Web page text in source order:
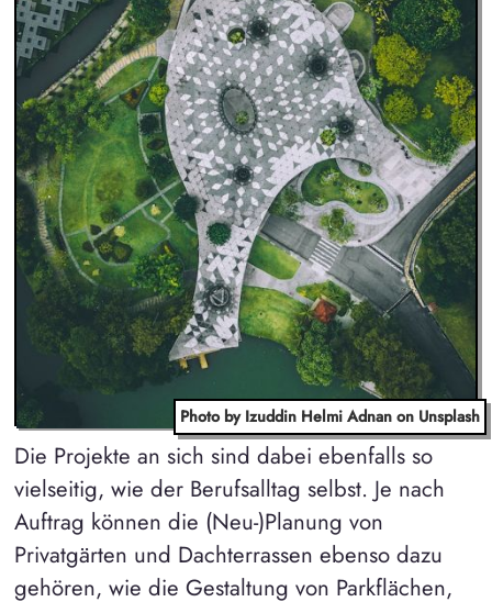
Photo by Izuddin Helmi Adnan on Unsplash
Die Projekte an sich sind dabei ebenfalls so
vielseitig, wie der Berufsalltag selbst. Je nach
Auftrag können die (Neu-)Planung von
Privatgärten und Dachterrassen ebenso dazu
gehören, wie die Gestaltung von Parkflächen,